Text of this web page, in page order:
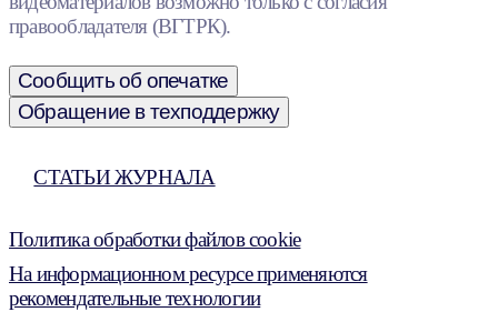
правообладателя (ВГТРК).
Сообщить об опечатке
Обращение в техподдержку
СТАТЬИ ЖУРНАЛА
Политика обработки файлов cookie
На информационном ресурсе применяются
рекомендательные технологии